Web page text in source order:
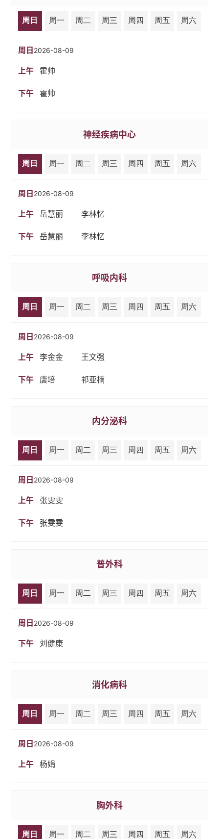
周日 周一 周二 周三 周四 周五 周六
周日 2026-08-09
上午 霍帅
下午 霍帅
神经疾病中心
周日 周一 周二 周三 周四 周五 周六
周日 2026-08-09
上午 岳慧丽 李林忆
下午 岳慧丽 李林忆
呼吸内科
周日 周一 周二 周三 周四 周五 周六
周日 2026-08-09
上午 李金金 王文强
下午 唐培 祁亚楠
内分泌科
周日 周一 周二 周三 周四 周五 周六
周日 2026-08-09
上午 张雯雯
下午 张雯雯
普外科
周日 周一 周二 周三 周四 周五 周六
周日 2026-08-09
下午 刘健康
消化病科
周日 周一 周二 周三 周四 周五 周六
周日 2026-08-09
上午 杨娟
胸外科
周日 周一 周二 周三 周四 周五 周六